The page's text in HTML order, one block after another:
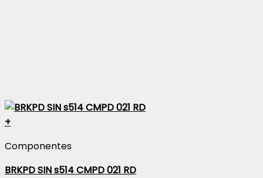
+
Componentes
BRKPD SIN s514 CMPD 021 RD